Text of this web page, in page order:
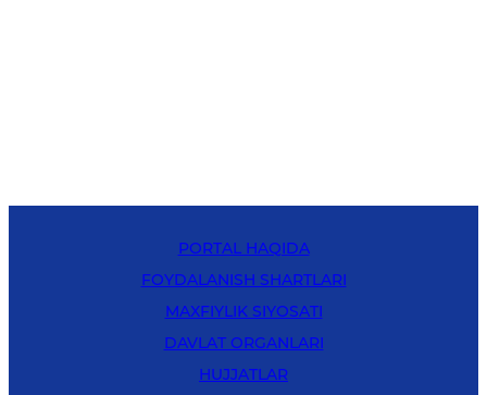
PORTAL HAQIDA
FOYDALANISH SHARTLARI
MAXFIYLIK SIYOSATI
DAVLAT ORGANLARI
HUJJATLAR